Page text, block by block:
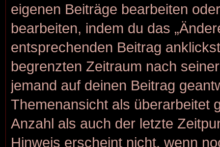
eigenen Beiträge bearbeiten
bearbeiten, indem du das
entsprechenden Beitrag
begrenzten Zeitraum nach
jemand auf deinen Beitrag
Themenansicht als überarbeitet
Anzahl als auch der letzte
Hinweis erscheint nicht, wenn